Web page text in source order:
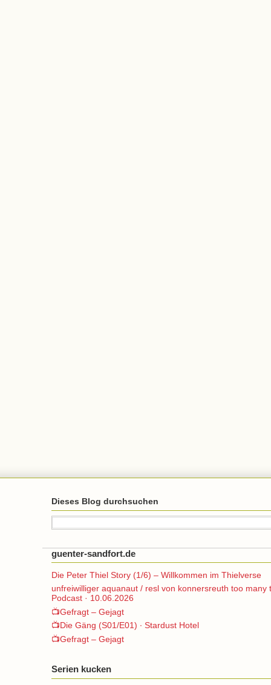
Dieses Blog durchsuchen
guenter-sandfort.de
Die Peter Thiel Story (1/6) – Willkommen im Thielverse
unfreiwilliger aquanaut / resl von konnersreuth too many
Podcast · 10.06.2026
📺Gefragt – Gejagt
📺Die Gäng (S01/E01) ∙ Stardust Hotel
📺Gefragt – Gejagt
Serien kucken